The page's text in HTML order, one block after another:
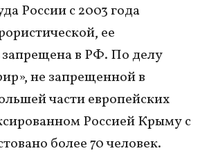
России с 2003 года
ее
запрещена в РФ. По делу
не запрещенной в
части европейских
Россией Крыму с
более 70 человек.